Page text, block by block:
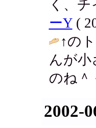
く、
ーY(
↑の
んが
のね＾
2002-